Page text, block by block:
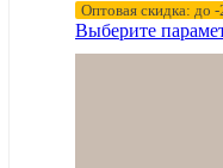
–
Оптовая скидка: до
Выберите